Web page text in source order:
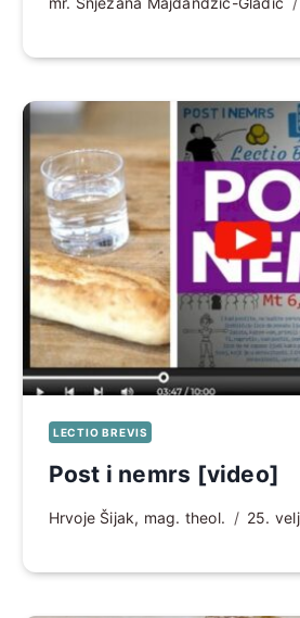
LECTIO BREVIS
Post i nemrs [video]
Hrvoje Šijak, mag. theol. 25.